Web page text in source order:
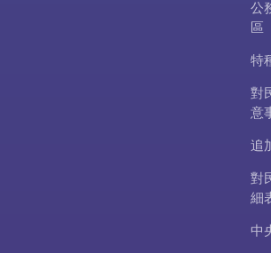
公
區
特
對
意
追
對
細
中